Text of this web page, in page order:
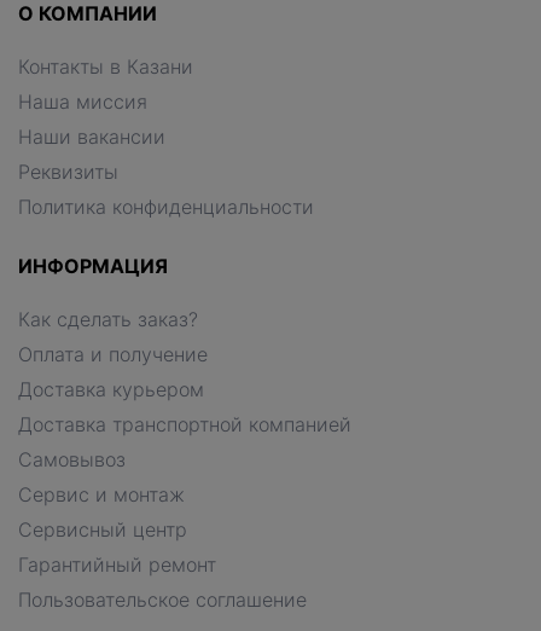
О КОМПАНИИ
Контакты в Казани
Наша миссия
Наши вакансии
Реквизиты
Политика конфиденциальности
ИНФОРМАЦИЯ
Как сделать заказ?
Оплата и получение
Доставка курьером
Доставка транспортной компанией
Самовывоз
Сервис и монтаж
Сервисный центр
Гарантийный ремонт
Пользовательское соглашение